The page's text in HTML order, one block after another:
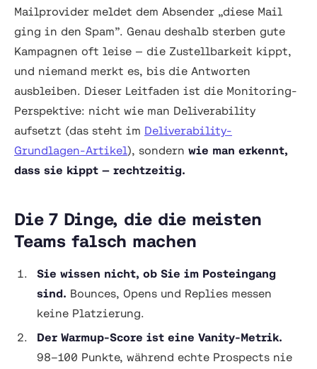
Mailprovider meldet dem Absender „diese Mail
ging in den Spam”. Genau deshalb sterben gute
Kampagnen oft leise — die Zustellbarkeit kippt,
und niemand merkt es, bis die Antworten
ausbleiben. Dieser Leitfaden ist die Monitoring-
Perspektive: nicht wie man Deliverability
aufsetzt (das steht im Deliverability-
Grundlagen-Artikel), sondern wie man erkennt,
dass sie kippt — rechtzeitig.
Die 7 Dinge, die die meisten
Teams falsch machen
Sie wissen nicht, ob Sie im Posteingang
sind. Bounces, Opens und Replies messen
keine Platzierung.
Der Warmup-Score ist eine Vanity-Metrik.
98–100 Punkte, während echte Prospects nie